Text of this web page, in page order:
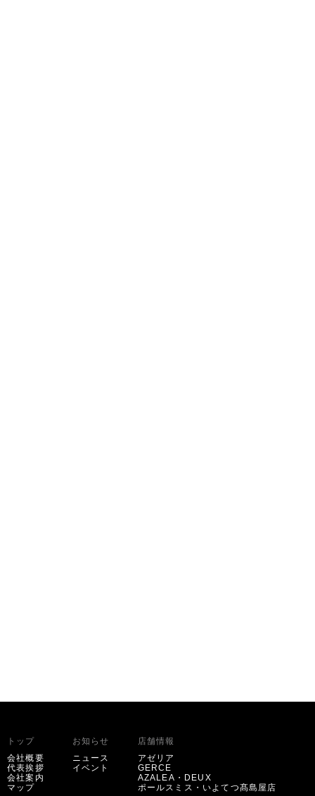
トップ
会社概要
代表挨拶
会社案内
マップ
お知らせ
ニュース
イベント
店舗情報
アゼリア
GERCE
AZALEA・DEUX
ポールスミス・いよてつ髙島屋店